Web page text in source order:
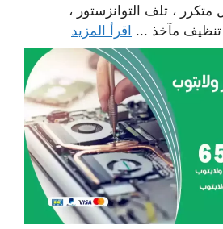
، تلف التوانزستور ،
تنظيف مآخذ ... اقرأ المزيد